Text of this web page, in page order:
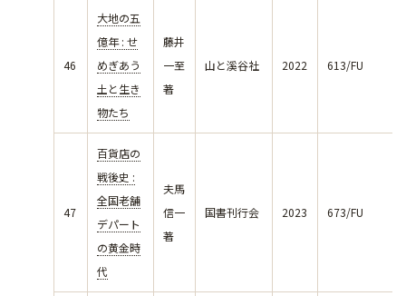
46
大地の五
億年 : せ
めぎあう
土と生き
物たち
藤井
一至
著
山と溪谷社 2022 613/FU
47
百貨店の
戦後史 :
全国老舗
デパート
の黄金時
代
夫馬
信一
著
国書刊行会 2023 673/FU